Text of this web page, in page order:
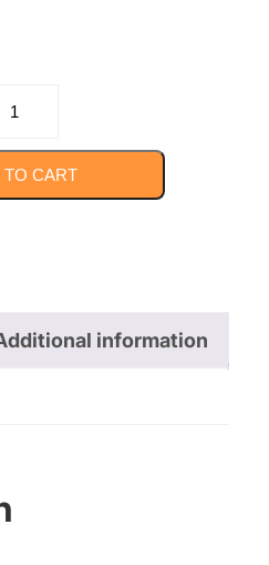
TO CART
information